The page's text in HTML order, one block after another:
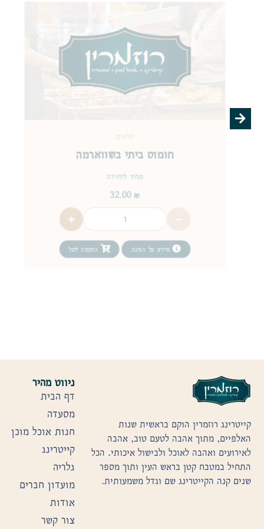
סלטים
חומוס ביתי בשווארמה
מחיר ליחידה
32.00 ₪
מידע על המנה הוספה לסל
קייטרינג רוזמרין הוקם בראשית שנות
האלפיים, מתוך אהבה לטעם טוב, אהבה
לאירועים ואהבה לאוכל ולבישול איכותי. הכל
התחיל במטבח קטן בראש העין ותוך מספר
שנים קנה הקייטרינג שם וגדל משמעותית.
ניווט מהיר
דף הבית
מסעדה
חנות אוכל מוכן
קייטרינג
גלריה
מועדון חברים
אודות
צור קשר